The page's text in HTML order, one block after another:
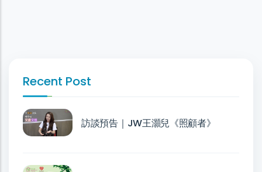
Recent Post
訪談預告｜JW王灝兒《照顧者》